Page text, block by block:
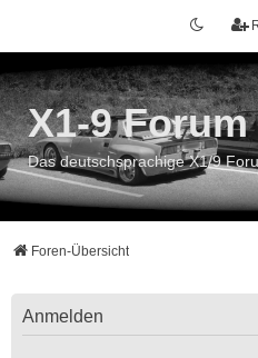
X1-9 Forum
Das deutschsprachige X1/9
Foren-Übersicht
Anmelden